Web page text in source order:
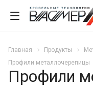
Главная Продукты
Профили металлочерепицы
Профили